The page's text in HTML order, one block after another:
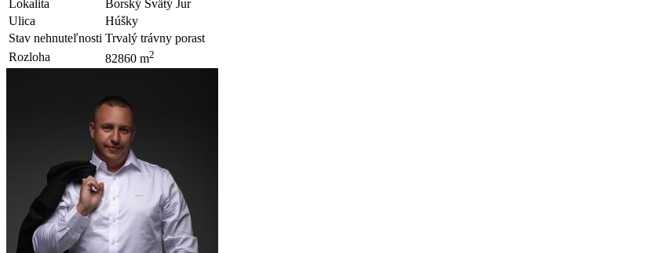
Lokalita
Borský Svätý Jur
Ulica
Húšky
Stav nehnuteľnosti Trvalý trávny porast
Rozloha
82860 m2